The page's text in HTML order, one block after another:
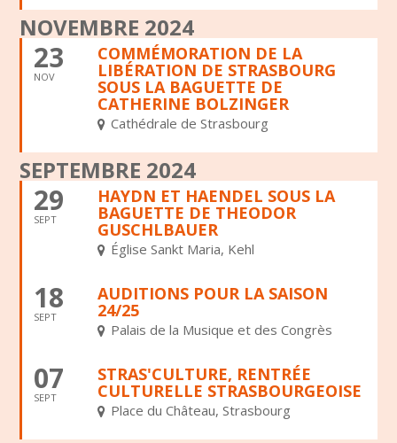
NOVEMBRE 2024
23
NOV
COMMÉMORATION DE LA
LIBÉRATION DE STRASBOURG
SOUS LA BAGUETTE DE
CATHERINE BOLZINGER
Cathédrale de Strasbourg
SEPTEMBRE 2024
29
SEPT
HAYDN ET HAENDEL SOUS LA
BAGUETTE DE THEODOR
GUSCHLBAUER
Église Sankt Maria, Kehl
18
SEPT
AUDITIONS POUR LA SAISON
24/25
Palais de la Musique et des Congrès
07
SEPT
STRAS'CULTURE, RENTRÉE
CULTURELLE STRASBOURGEOISE
Place du Château, Strasbourg